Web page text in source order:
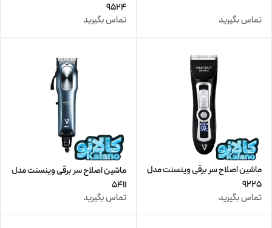
تماس بگیرید
9524
تماس بگیرید
ماشین اصلاح سر برقی وینسنت مدل
9225
تماس بگیرید
ماشین اصلاح سر برقی وینسنت مدل
5411
تماس بگیرید